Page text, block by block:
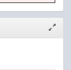
janela